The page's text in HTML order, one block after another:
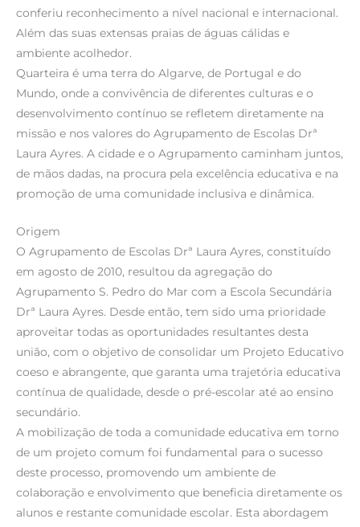
conferiu reconhecimento a nível nacional e internacional.
Além das suas extensas praias de águas cálidas e
ambiente acolhedor.
Quarteira é uma terra do Algarve, de Portugal e do
Mundo, onde a convivência de diferentes culturas e o
desenvolvimento contínuo se refletem diretamente na
missão e nos valores do Agrupamento de Escolas Drª
Laura Ayres. A cidade e o Agrupamento caminham juntos,
de mãos dadas, na procura pela excelência educativa e na
promoção de uma comunidade inclusiva e dinâmica.
Origem
O Agrupamento de Escolas Drª Laura Ayres, constituído
em agosto de 2010, resultou da agregação do
Agrupamento S. Pedro do Mar com a Escola Secundária
Drª Laura Ayres. Desde então, tem sido uma prioridade
aproveitar todas as oportunidades resultantes desta
união, com o objetivo de consolidar um Projeto Educativo
coeso e abrangente, que garanta uma trajetória educativa
contínua de qualidade, desde o pré-escolar até ao ensino
secundário.
A mobilização de toda a comunidade educativa em torno
de um projeto comum foi fundamental para o sucesso
deste processo, promovendo um ambiente de
colaboração e envolvimento que beneficia diretamente os
alunos e restante comunidade escolar. Esta abordagem